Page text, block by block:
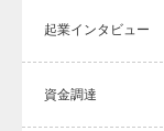
起業インタビュー
資金調達